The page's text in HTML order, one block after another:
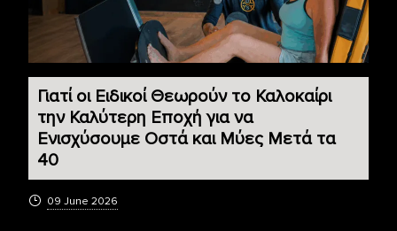
Γιατί οι Ειδικοί Θεωρούν το Καλοκαίρι
την Καλύτερη Εποχή για να
Ενισχύσουμε Οστά και Μύες Μετά τα
40
09 June 2026